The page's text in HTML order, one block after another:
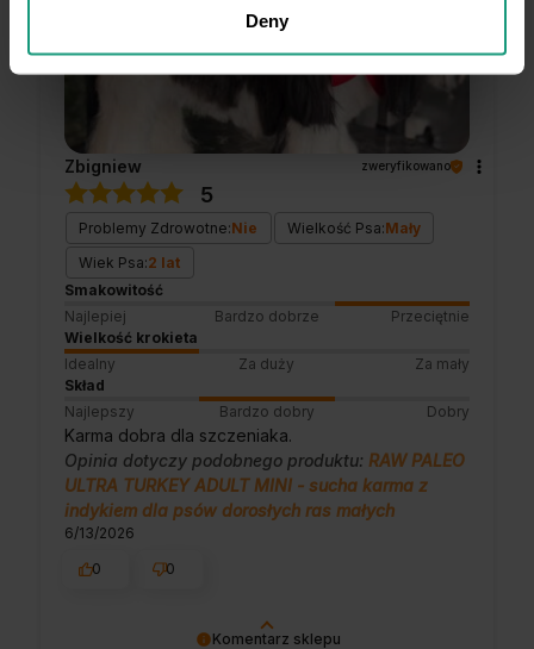
Deny
Komentarz sklepu
Zbigniew zweryfikowano
5
Problemy Zdrowotne:Nie Wielkość Psa:Mały
Wiek Psa:2 lat
Smakowitość
Najlepiej
Bardzo dobrze
Przeciętnie
Wielkość krokieta
Idealny
Za duży
Za mały
Skład
Najlepszy
Bardzo dobry Dobry
Karma dobra dla szczeniaka.
Opinia dotyczy podobnego produktu: RAW PALEO
ULTRA TURKEY ADULT MINI - sucha karma z
indykiem dla psów dorosłych ras małych
6/13/2026
0
0